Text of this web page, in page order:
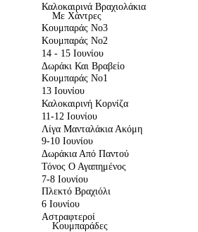
Καλοκαιρινά Βραχιολάκια
Με Χάντρες
Κουμπαράς Νο3
Κουμπαράς Νο2
14 - 15 Ιουνίου
Δωράκι Και Βραβείο
Κουμπαράς Νο1
13 Ιουνίου
Καλοκαιρινή Κορνίζα
11-12 Ιουνίου
Λίγα Μανταλάκια Ακόμη
9-10 Ιουνίου
Δωράκια Από Παντού
Τόνος Ο Αγαπημένος
7-8 Ιουνίου
Πλεκτό Βραχιόλι
6 Ιουνίου
Αστραφτεροί
Κουμπαράδες